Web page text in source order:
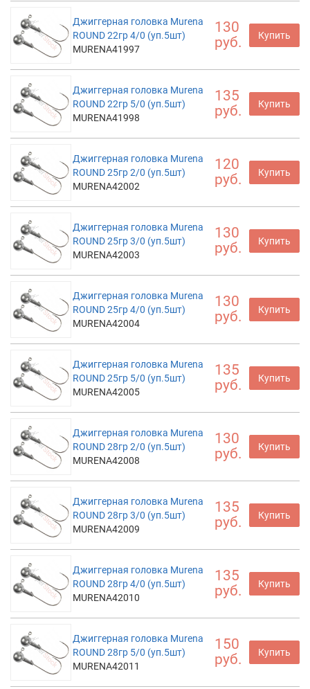
Джиггерная головка Murena
ROUND 22гр 4/0 (уп.5шт)
MURENA41997
130
руб.
Купить
Джиггерная головка Murena
ROUND 22гр 5/0 (уп.5шт)
MURENA41998
135
руб.
Купить
Джиггерная головка Murena
ROUND 25гр 2/0 (уп.5шт)
MURENA42002
120
руб.
Купить
Джиггерная головка Murena
ROUND 25гр 3/0 (уп.5шт)
MURENA42003
130
руб.
Купить
Джиггерная головка Murena
ROUND 25гр 4/0 (уп.5шт)
MURENA42004
130
руб.
Купить
Джиггерная головка Murena
ROUND 25гр 5/0 (уп.5шт)
MURENA42005
135
руб.
Купить
Джиггерная головка Murena
ROUND 28гр 2/0 (уп.5шт)
MURENA42008
130
руб.
Купить
Джиггерная головка Murena
ROUND 28гр 3/0 (уп.5шт)
MURENA42009
135
руб.
Купить
Джиггерная головка Murena
ROUND 28гр 4/0 (уп.5шт)
MURENA42010
135
руб.
Купить
Джиггерная головка Murena
ROUND 28гр 5/0 (уп.5шт)
MURENA42011
150
руб.
Купить